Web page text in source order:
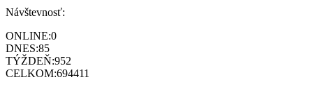
Návštevnosť:
ONLINE:0
DNES:85
TÝŽDEŇ:952
CELKOM:694411